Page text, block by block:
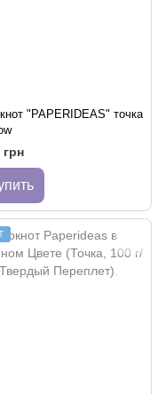
"PAPERIDEAS" точка
грн